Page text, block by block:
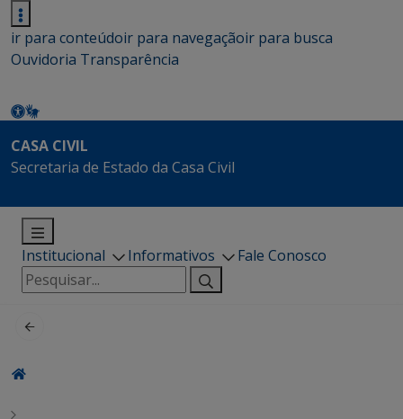
ir para conteúdoir para navegaçãoir para busca
Ouvidoria Transparência
CASA CIVIL
Secretaria de Estado da Casa Civil
Institucional Informativos
Fale Conosco
Pesquisar
por: